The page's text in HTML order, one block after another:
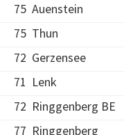
75 Auenstein
75 Thun
72 Gerzensee
71 Lenk
72 Ringgenberg BE
77 Ringgenberg